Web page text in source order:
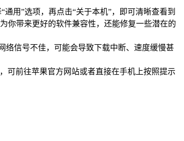
用”选项，再点击“关于本机”，即可清晰查看到
你带来更好的软件兼容性，还能修复一些潜在的
络信号不佳，可能会导致下载中断、速度缓慢甚
可前往苹果官方网站或者直接在手机上按照提示